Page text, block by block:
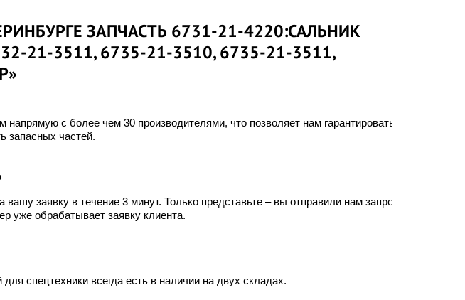
ЗАПЧАСТЬ 6731-21-4220:САЛЬНИК
21-3511, 6735-21-3510, 6735-21-3511,
напрямую с более чем 30 производителями, что позволяет нам гарантировать
запасных частей.
вашу заявку в течение 3 минут. Только представьте – вы отправили нам запрос, а
уже обрабатывает заявку клиента.
спецтехники всегда есть в наличии на двух складах.